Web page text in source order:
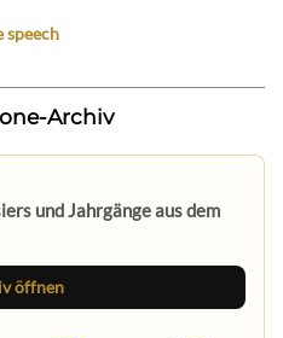
speech
Archiv
und Jahrgänge aus dem
öffnen